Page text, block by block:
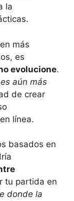
la
más
es
evolucione.
aún más
de crear
línea.
basados en
tu partida en
donde la